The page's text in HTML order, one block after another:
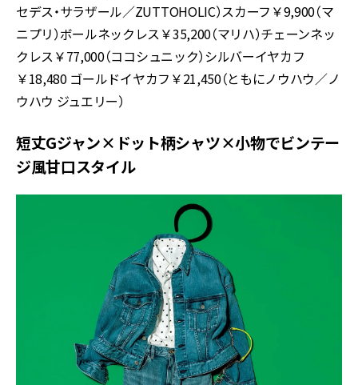
セデス・サラザール／ZUTTOHOLIC）スカーフ￥9,900（マ
ニプリ）ボールネックレス￥35,200（マリハ）チェーンネッ
クレス￥77,000（ココシュニック）シルバーイヤカフ
￥18,480 ゴールドイヤカフ￥21,450（ともにノウハウ／ノ
ウハウ ジュエリー）
短丈Gジャン×ドット柄シャツ×小物でビンテー
ジ風甘口スタイル